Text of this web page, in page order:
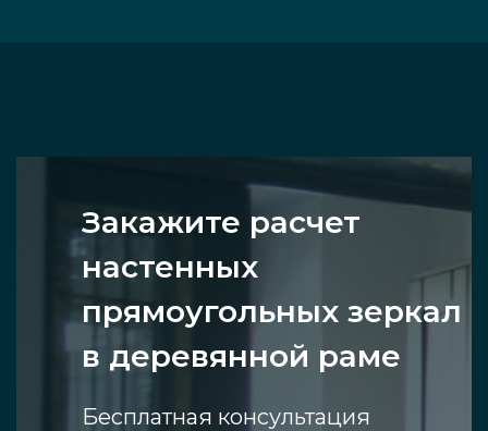
Закажите расчет
настенных
прямоугольных зеркал
в деревянной раме
Бесплатная консультация